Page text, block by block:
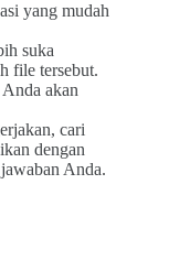
yang mudah
suka
file tersebut.
akan
cari
dengan
Anda.